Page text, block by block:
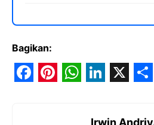
Bagikan:
Irwin